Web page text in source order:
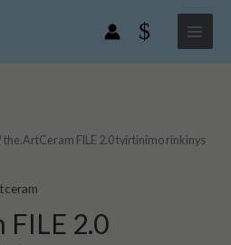
Main
Menu
the.ArtCeram FILE 2.0 tvirtinimo rinkinys
FILE 2.0